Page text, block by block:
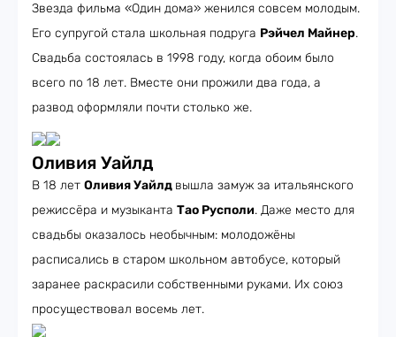
Звезда фильма «Один дома» женился совсем молодым.
Его супругой стала школьная подруга Рэйчел Майнер.
Свадьба состоялась в 1998 году, когда обоим было
всего по 18 лет. Вместе они прожили два года, а
развод оформляли почти столько же.
Оливия Уайлд
В 18 лет Оливия Уайлд вышла замуж за итальянского
режиссёра и музыканта Тао Русполи. Даже место для
свадьбы оказалось необычным: молодожёны
расписались в старом школьном автобусе, который
заранее раскрасили собственными руками. Их союз
просуществовал восемь лет.